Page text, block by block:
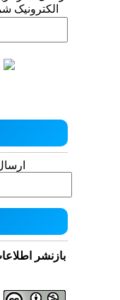
الکترونیک
بازنشر اطلاعات